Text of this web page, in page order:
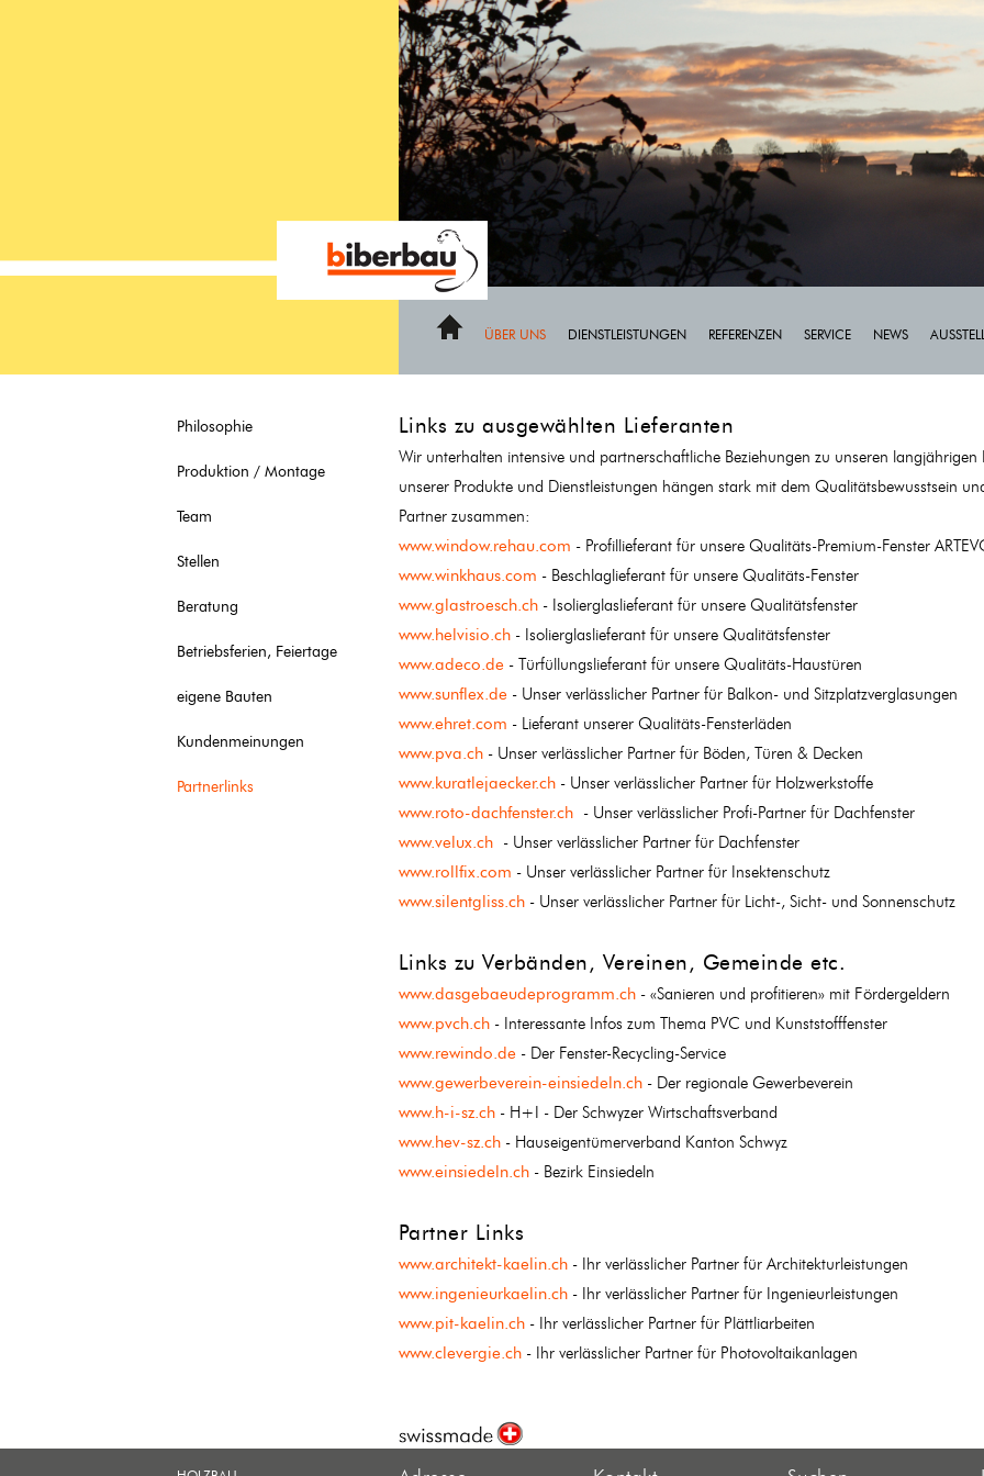
Home ÜBER UNS DIENSTLEISTUNGEN REFERENZEN SERVICE NEWS
Philosophie
Produktion / Montage
Team
Stellen
Beratung
Betriebsferien, Feiertage
eigene Bauten
Kundenmeinungen
Partnerlinks
Links zu ausgewählten Lieferanten
Wir unterhalten intensive und partnerschaftliche Beziehungen zu unseren
unserer Produkte und Dienstleistungen hängen stark mit dem Qualitätsbewusstsein
Partner zusammen:
www.window.rehau.com - Profillieferant für unsere Qualitäts-Premium-Fenster
www.winkhaus.com - Beschlaglieferant für unsere Qualitäts-Fenster
www.glastroesch.ch- Isolierglaslieferant für unsere Qualitätsfenster
www.helvisio.ch- Isolierglaslieferant für unsere Qualitätsfenster
www.adeco.de- Türfüllungslieferant für unsere Qualitäts-Haustüren
www.sunflex.de- Unser verlässlicher Partner für Balkon- und Sitzplatzverglasungen
www.ehret.com - Lieferant unserer Qualitäts-Fensterläden
www.pva.ch- Unser verlässlicher Partner für Böden, Türen & Decken
www.kuratlejaecker.ch- Unser verlässlicher Partner für Holzwerkstoffe
www.roto-dachfenster.ch- Unser verlässlicher Profi-Partner für Dachfenster
www.velux.ch- Unser verlässlicher Partner für Dachfenster
www.rollfix.com - Unser verlässlicher Partner für Insektenschutz
www.silentgliss.ch- Unser verlässlicher Partner für Licht-, Sicht- und Sonnenschutz
Links zu Verbänden, Vereinen, Gemeinde etc.
www.dasgebaeudeprogramm.ch- «Sanieren und profitieren» mit Fördergeldern
www.pvch.ch- Interessante Infos zum Thema PVC und Kunststofffenster
www.rewindo.de- Der Fenster-Recycling-Service
www.gewerbeverein-einsiedeln.ch- Der regionale Gewerbeverein
www.h-i-sz.ch- H+I - Der Schwyzer Wirtschaftsverband
www.hev-sz.ch- Hauseigentümerverband Kanton Schwyz
www.einsiedeln.ch- Bezirk Einsiedeln
Partner Links
www.architekt-kaelin.ch- Ihr verlässlicher Partner für Architekturleistungen
www.ingenieurkaelin.ch- Ihr verlässlicher Partner für Ingenieurleistungen
www.pit-kaelin.ch- Ihr verlässlicher Partner für Plättliarbeiten
www.clevergie.ch- Ihr verlässlicher Partner für Photovoltaikanlagen